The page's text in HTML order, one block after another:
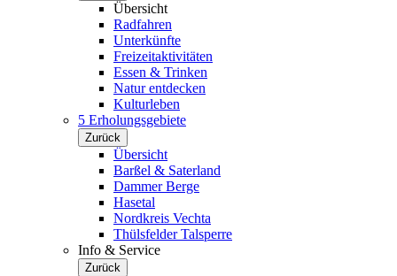
Übersicht
Radfahren
Unterkünfte
Freizeitaktivitäten
Essen & Trinken
Natur entdecken
Kulturleben
5 Erholungsgebiete
Zurück
Übersicht
Barßel & Saterland
Dammer Berge
Hasetal
Nordkreis Vechta
Thülsfelder Talsperre
Info & Service
Zurück